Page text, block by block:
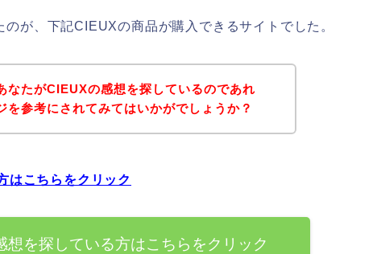
が、下記CIEUXの商品が購入できるサイトでした。
なたがCIEUXの感想を探しているのであれ
を参考にされてみてはいかがでしょうか？
はこちらをクリック
想を探している方はこちらをクリック